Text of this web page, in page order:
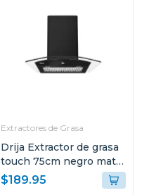
Extractores de Grasa
Drija Extractor de grasa
touch 75cm negro mate
prismatouch76
$189.95